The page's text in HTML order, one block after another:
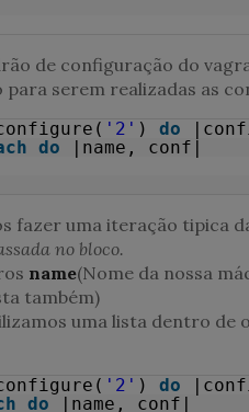
de configuração do
serem realizadas as
'2' ) do
do
|name, conf|
fazer uma iteração tipica
no bloco.
name(Nome da nossa
também)
uma lista dentro de
'2' ) do
do |name, conf|